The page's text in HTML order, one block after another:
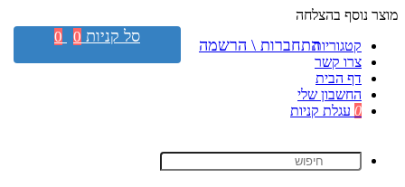
מוצר נוסף בהצלחה
קטגוריות
צרו קשר
דף הבית
החשבון שלי
0 עגלת קניות
התחברות \ הרשמה סל קניות 0
0